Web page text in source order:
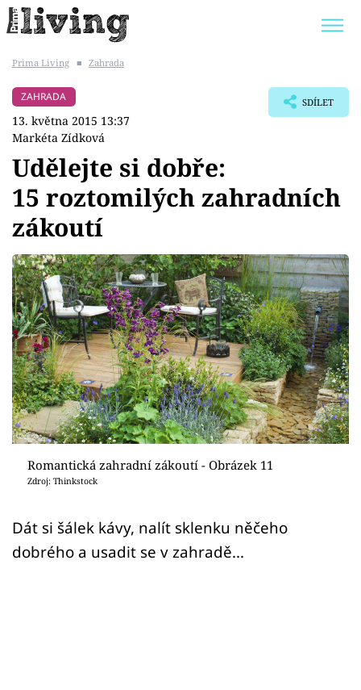
BYDLENÍ SLAVNÝCH
Témata
Bydlení
Zahrada
Design
Sledujte prima+
Přihlášení
Sledujte nás
Prima Living ■ Zahrada
ZAHRADA
13. května 2015 13:37
Markéta Zídková
SDÍLET
Udělejte si dobře:
15 roztomilých zahradních
zákoutí
Romantická zahradní zákoutí - Obrázek 11
Zdroj: Thinkstock
Dát si šálek kávy, nalít sklenku něčeho
dobrého a usadit se v zahradě...